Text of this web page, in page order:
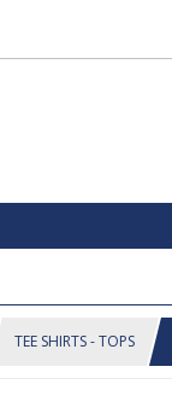
TEE SHIRTS - TOPS